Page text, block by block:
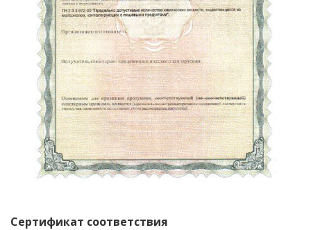
Сертификат соответствия